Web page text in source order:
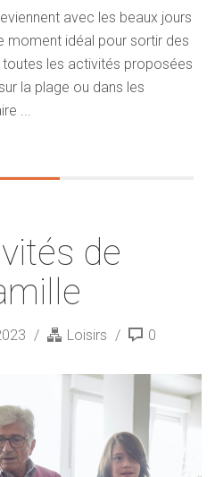
avec les beaux jours
moment idéal pour sortir des
les activités proposées
la plage ou dans les
...
de
Loisirs 0